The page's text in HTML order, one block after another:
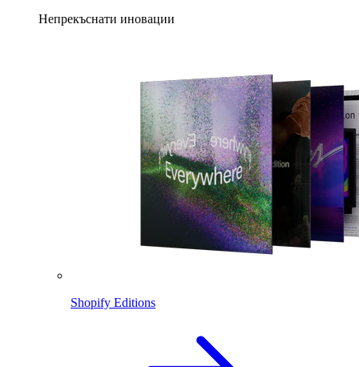
Непрекъснати иновации
Shopify Editions